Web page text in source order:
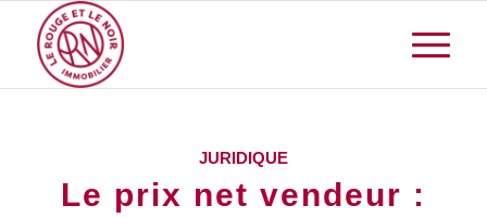
JURIDIQUE
Le prix net vendeur :